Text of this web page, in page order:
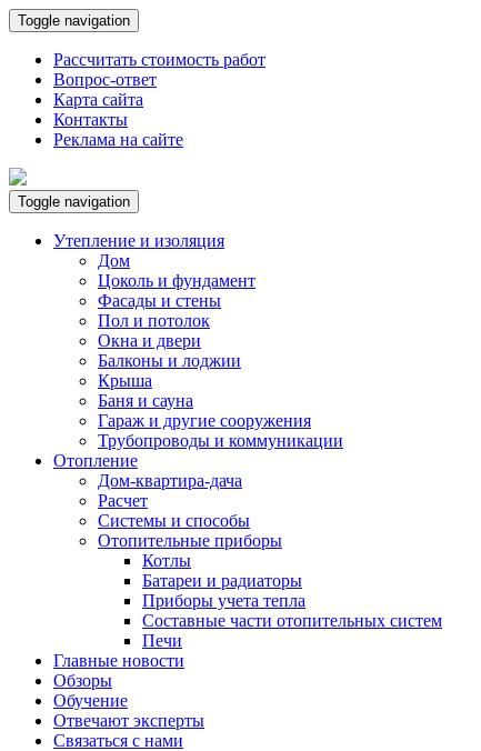
Toggle navigation
Рассчитать стоимость работ
Вопрос-ответ
Карта сайта
Контакты
Реклама на сайте
Toggle navigation
Утепление и изоляция
Дом
Цоколь и фундамент
Фасады и стены
Пол и потолок
Окна и двери
Балконы и лоджии
Крыша
Баня и сауна
Гараж и другие сооружения
Трубопроводы и коммуникации
Отопление
Дом-квартира-дача
Расчет
Системы и способы
Отопительные приборы
Котлы
Батареи и радиаторы
Приборы учета тепла
Составные части отопительных систем
Печи
Главные новости
Обзоры
Обучение
Отвечают эксперты
Связаться с нами